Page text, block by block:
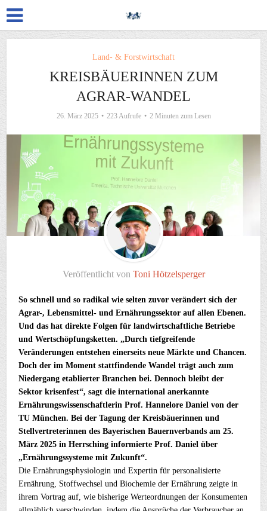
Land- & Forstwirtschaft
KREISBÄUERINNEN ZUM
AGRAR-WANDEL
26. März 2025 223 Aufrufe 2 Minuten zum Lesen
Veröffentlicht von Toni Hötzelsperger
So schnell und so radikal wie selten zuvor verändert sich der
Agrar-, Lebensmittel- und Ernährungssektor auf allen Ebenen.
Und das hat direkte Folgen für landwirtschaftliche Betriebe
und Wertschöpfungsketten. „Durch tiefgreifende
Veränderungen entstehen einerseits neue Märkte und Chancen.
Doch der im Moment stattfindende Wandel trägt auch zum
Niedergang etablierter Branchen bei. Dennoch bleibt der
Sektor krisenfest“, sagt die international anerkannte
Ernährungswissenschaftlerin Prof. Hannelore Daniel von der
TU München. Bei der Tagung der Kreisbäuerinnen und
Stellvertreterinnen des Bayerischen Bauernverbands am 25.
März 2025 in Herrsching informierte Prof. Daniel über
„Ernährungssysteme mit Zukunft“.
Die Ernährungsphysiologin und Expertin für personalisierte
Ernährung, Stoffwechsel und Biochemie der Ernährung zeigte in
ihrem Vortrag auf, wie bisherige Werteordnungen der Konsumenten